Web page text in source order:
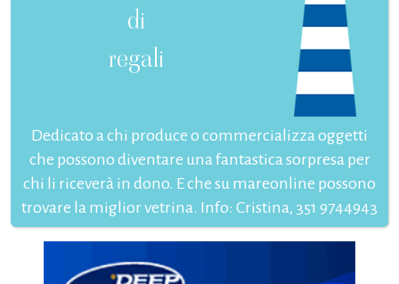
di
regali
Dedicato a chi produce o commercializza oggetti
che possono diventare una fantastica sorpresa per
chi li riceverà in dono. E che su mareonline possono
trovare la miglior vetrina. Info: Cristina, 351 9744943